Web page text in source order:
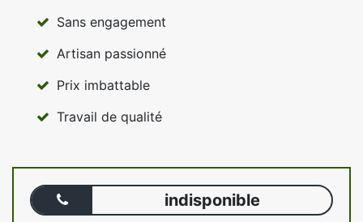
Sans engagement
Artisan passionné
Prix imbattable
Travail de qualité
indisponible